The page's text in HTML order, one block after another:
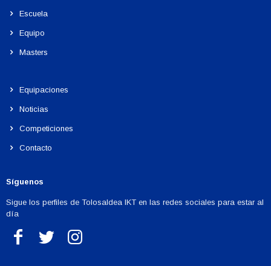
Escuela
Equipo
Masters
Equipaciones
Noticias
Competiciones
Contacto
Síguenos
Sigue los perfiles de Tolosaldea IKT en las redes sociales para estar al
día